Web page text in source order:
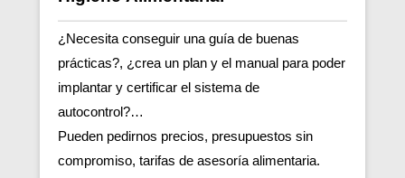
¿Necesita conseguir una guía de buenas
prácticas?, ¿crea un plan y el manual para poder
implantar y certificar el sistema de
autocontrol?…
Pueden pedirnos precios, presupuestos sin
compromiso, tarifas de asesoría alimentaria.